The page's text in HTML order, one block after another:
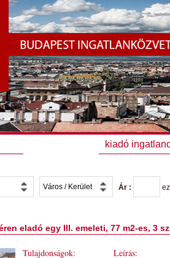
kiadó
Ár :
eladó egy III. emeleti, 77 m2-es, 3
Tulajdonságok: Leírás: